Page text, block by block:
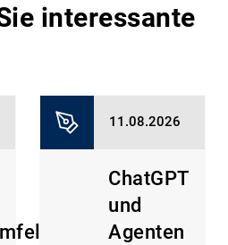
interessante
11.08.2026
ChatGPT
und
Agenten